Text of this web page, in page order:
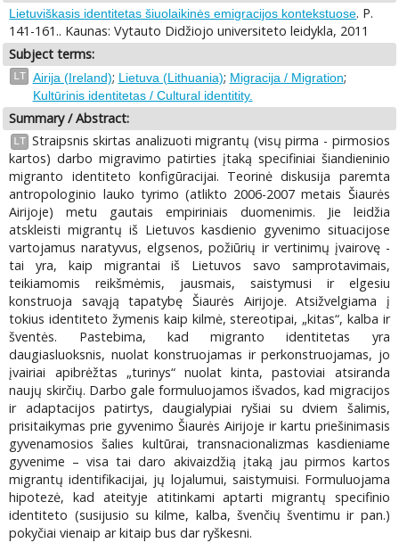
Lietuviškasis identitetas šiuolaikinės emigracijos kontekstuose. P.
141-161.. Kaunas: Vytauto Didžiojo universiteto leidykla, 2011
Subject terms:
LT Airija (Ireland); Lietuva (Lithuania); Migracija / Migration;
Kultūrinis identitetas / Cultural identitity.
Summary / Abstract:
LT Straipsnis skirtas analizuoti migrantų (visų pirma - pirmosios
kartos) darbo migravimo patirties įtaką specifiniai šiandieninio
migranto identiteto konfigūracijai. Teorinė diskusija paremta
antropologinio lauko tyrimo (atlikto 2006-2007 metais Šiaurės
Airijoje) metu gautais empiriniais duomenimis. Jie leidžia
atskleisti migrantų iš Lietuvos kasdienio gyvenimo situacijose
vartojamus naratyvus, elgsenos, požiūrių ir vertinimų įvairovę -
tai yra, kaip migrantai iš Lietuvos savo samprotavimais,
teikiamomis reikšmėmis, jausmais, saistymusi ir elgesiu
konstruoja savąją tapatybę Šiaurės Airijoje. Atsižvelgiama į
tokius identiteto žymenis kaip kilmė, stereotipai, „kitas“, kalba ir
šventės. Pastebima, kad migranto identitetas yra
daugiasluoksnis, nuolat konstruojamas ir perkonstruojamas, jo
įvairiai apibrėžtas „turinys“ nuolat kinta, pastoviai atsiranda
naujų skirčių. Darbo gale formuluojamos išvados, kad migracijos
ir adaptacijos patirtys, daugialypiai ryšiai su dviem šalimis,
prisitaikymas prie gyvenimo Šiaurės Airijoje ir kartu priešinimasis
gyvenamosios šalies kultūrai, transnacionalizmas kasdieniame
gyvenime – visa tai daro akivaizdžią įtaką jau pirmos kartos
migrantų identifikacijai, jų lojalumui, saistymuisi. Formuluojama
hipotezė, kad ateityje atitinkami aptarti migrantų specifinio
identiteto (susijusio su kilme, kalba, švenčių šventimu ir pan.)
pokyčiai vienaip ar kitaip bus dar ryškesni.